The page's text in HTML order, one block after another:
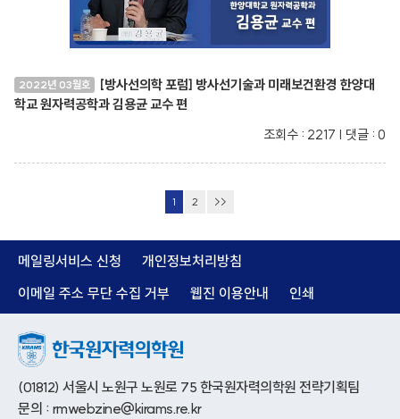
2022년 03월호
[방사선의학 포럼] 방사선기술과 미래보건환경 한양대
학교 원자력공학과 김용균 교수 편
조회수 : 2217 | 댓글 : 0
1 2 >>
메일링서비스 신청
개인정보처리방침
이메일 주소 무단 수집 거부
웹진 이용안내 인쇄
(01812) 서울시 노원구 노원로 75 한국원자력의학원 전략기획팀
문의 : rmwebzine@kirams.re.kr